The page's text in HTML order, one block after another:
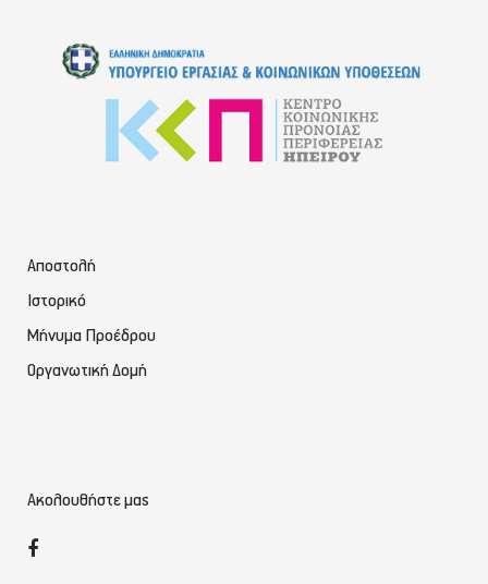
Αποστολή
Ιστορικό
Μήνυμα Προέδρου
Οργανωτική Δομή
Ακολουθήστε μας